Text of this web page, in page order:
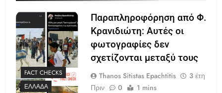
FACT CHECKS
ΕΛΛΆΔΑ
Παραπληροφόρηση από Φ.
Κρανιδιώτη: Αυτές οι
φωτογραφίες δεν
σχετίζονται μεταξύ τους
Thanos Sitistas Epachtitis
3 έτη
Πριν
0 1 mins